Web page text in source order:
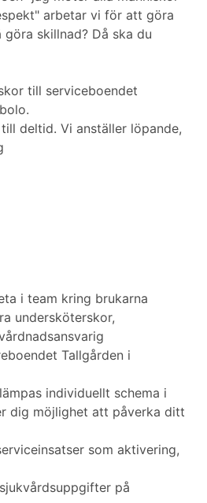
arbetar vi för att göra
skillnad? Då ska du
till serviceboendet
deltid. Vi anställer löpande,
i team kring brukarna
undersköterskor,
Tallgården i
individuellt schema i
dig möjlighet att påverka ditt
som aktivering,
på